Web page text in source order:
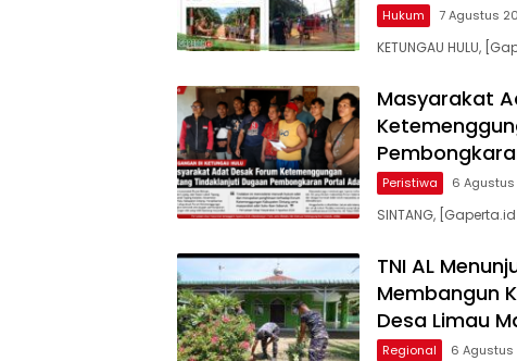
Hukum 7 Agustus
KETUNGAU HULU,
Masyarakat
Peristiwa 6
SINTANG,
TNI AL
Membangun
Desa Limau
Regional 6 Agustus